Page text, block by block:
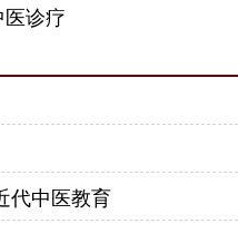
诊疗
代中医教育